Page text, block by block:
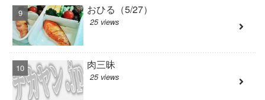
おひる（5/27）
25 views
肉三昧
25 views